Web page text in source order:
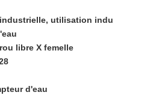
utilisation indu
libre X femelle
d'eau